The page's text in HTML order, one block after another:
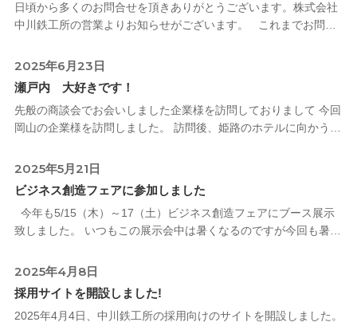
日頃から多くのお問合せを頂きありがとうございます。株式会社
中川鉄工所の営業よりお知らせがございます。 これまでお問合
ましたが、現
2025年6月23日
瀬戸内 大好きです！
先般の商談会でお会いしました企業様を訪問しておりまして 今回
岡山の企業様を訪問しました。 訪問後、姫路のホテルに向かうと
頂きましたので、久々
2025年5月21日
ビジネス創造フェアに参加しました
今年も5/15（木）～17（土）ビジネス創造フェアにブース展示
致しました。 いつもこの展示会中は暑くなるのですが今回も暑か
ME
2025年4月8日
採用サイトを開設しました!
2025年4月4日、中川鉄工所の採用向けのサイトを開設しました。